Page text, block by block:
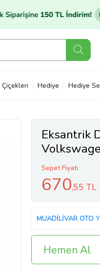
Çiçekleri Hediye Hediye
Eksantrik
Bun 06 Ve
Sepet Fiyatı
670,55 TL
MUADİLİVAR OTO
Hemen Al